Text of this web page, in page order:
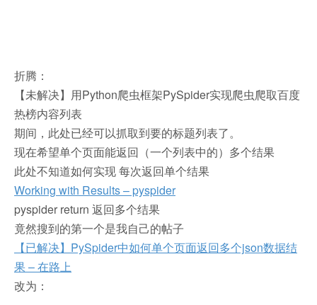
折腾：
【未解决】用Python爬虫框架PySpider实现爬虫爬取百度
热榜内容列表
期间，此处已经可以抓取到要的标题列表了。
现在希望单个页面能返回（一个列表中的）多个结果
此处不知道如何实现 每次返回单个结果
Working with Results – pyspider
pyspider return 返回多个结果
竟然搜到的第一个是我自己的帖子
【已解决】PySpider中如何单个页面返回多个json数据结
果 – 在路上
改为：